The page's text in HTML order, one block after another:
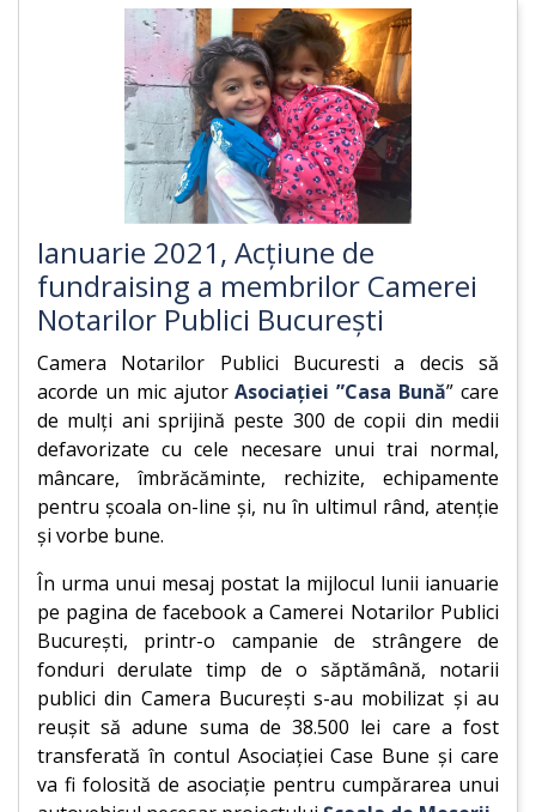
Ianuarie 2021, Acțiune de
fundraising a membrilor Camerei
Notarilor Publici București
Camera Notarilor Publici Bucuresti a decis să
acorde un mic ajutorAsociației ”Casa Bună” care
de mulți ani sprijină peste 300 de copii din medii
defavorizate cu cele necesare unui trai normal,
mâncare, îmbrăcăminte, rechizite, echipamente
pentru școala on-line și, nu în ultimul rând, atenție
și vorbe bune.
În urma unui mesaj postat la mijlocul lunii ianuarie
pe pagina de facebook a Camerei Notarilor Publici
București, printr-o campanie de strângere de
fonduri derulate timp de o săptămână, notarii
publici din Camera București s-au mobilizat și au
reușit să adune suma de 38.500 lei care a fost
transferată în contul Asociației Case Bune și care
va fi folosită de asociație pentru cumpărarea unui